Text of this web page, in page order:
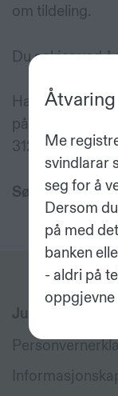
Me
svindlarar
seg for å
Dersom
på med
banken
- aldri på
oppgjevne
om tildeling.
Du søkjer ved
Har du
på e-post
312.
Juridisk